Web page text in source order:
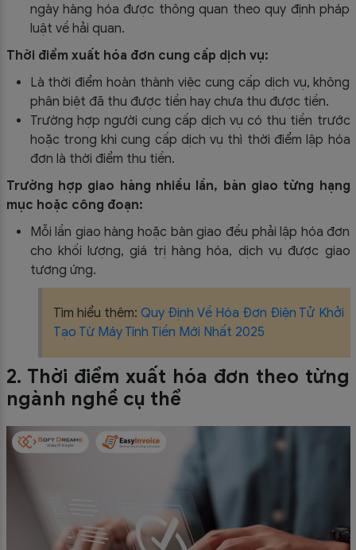
ngày hàng hóa được thông quan theo quy định pháp
luật về hải quan.
Thời điểm xuất hóa đơn cung cấp dịch vụ:
Là thời điểm hoàn thành việc cung cấp dịch vụ, không
phân biệt đã thu được tiền hay chưa thu được tiền.
Trường hợp người cung cấp dịch vụ có thu tiền trước
hoặc trong khi cung cấp dịch vụ thì thời điểm lập hóa
đơn là thời điểm thu tiền.
Trường hợp giao hàng nhiều lần, bàn giao từng hạng
mục hoặc công đoạn:
Mỗi lần giao hàng hoặc bàn giao đều phải lập hóa đơn
cho khối lượng, giá trị hàng hóa, dịch vụ được giao
tương ứng.
Tìm hiểu thêm: Quy Định Về Hóa Đơn Điện Tử Khởi
Tạo Từ Máy Tính Tiền Mới Nhất 2025
2. Thời điểm xuất hóa đơn theo từng
ngành nghề cụ thể